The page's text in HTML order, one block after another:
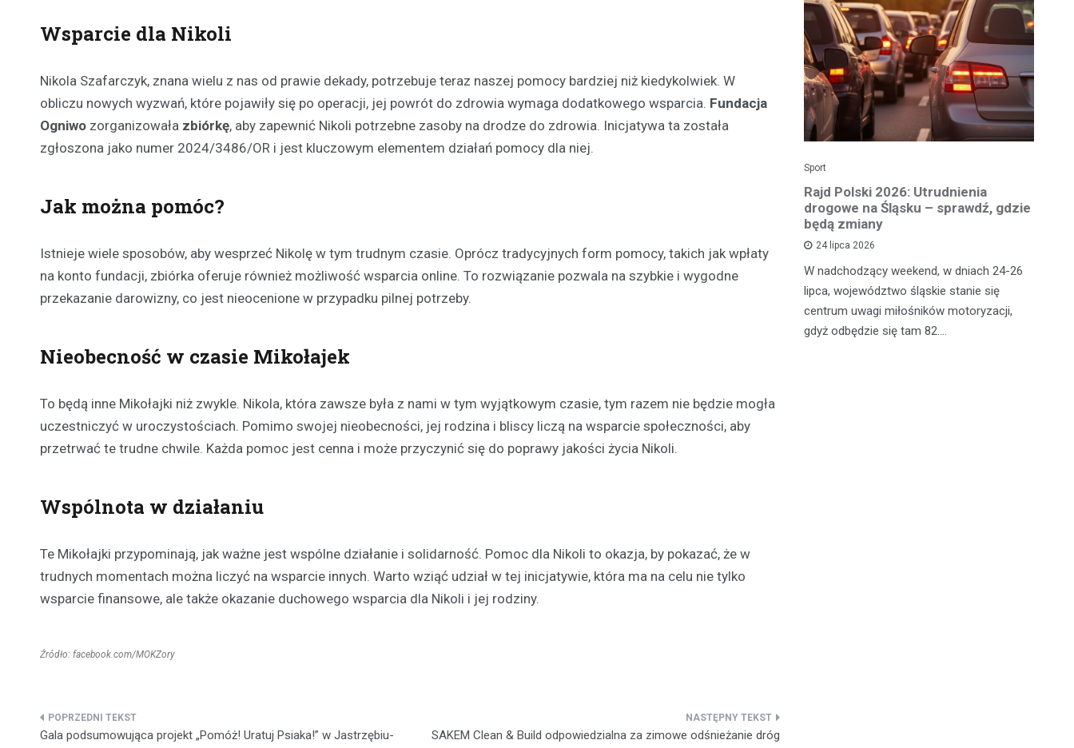
Wsparcie dla Nikoli
Nikola Szafarczyk, znana wielu z nas od prawie dekady, potrzebuje teraz naszej pomocy bardziej niż kiedykolwiek. W
obliczu nowych wyzwań, które pojawiły się po operacji, jej powrót do zdrowia wymaga dodatkowego wsparcia. Fundacja
Ogniwo zorganizowała zbiórkę, aby zapewnić Nikoli potrzebne zasoby na drodze do zdrowia. Inicjatywa ta została
zgłoszona jako numer 2024/3486/OR i jest kluczowym elementem działań pomocy dla niej.
Jak można pomóc?
Istnieje wiele sposobów, aby wesprzeć Nikolę w tym trudnym czasie. Oprócz tradycyjnych form pomocy, takich jak wpłaty
na konto fundacji, zbiórka oferuje również możliwość wsparcia online. To rozwiązanie pozwala na szybkie i wygodne
przekazanie darowizny, co jest nieocenione w przypadku pilnej potrzeby.
Nieobecność w czasie Mikołajek
To będą inne Mikołajki niż zwykle. Nikola, która zawsze była z nami w tym wyjątkowym czasie, tym razem nie będzie mogła
uczestniczyć w uroczystościach. Pomimo swojej nieobecności, jej rodzina i bliscy liczą na wsparcie społeczności, aby
przetrwać te trudne chwile. Każda pomoc jest cenna i może przyczynić się do poprawy jakości życia Nikoli.
Wspólnota w działaniu
Te Mikołajki przypominają, jak ważne jest wspólne działanie i solidarność. Pomoc dla Nikoli to okazja, by pokazać, że w
trudnych momentach można liczyć na wsparcie innych. Warto wziąć udział w tej inicjatywie, która ma na celu nie tylko
wsparcie finansowe, ale także okazanie duchowego wsparcia dla Nikoli i jej rodziny.
Źródło: facebook.com/MOKZory
Nawigacja
Gala podsumowująca projekt „Pomóż! Uratuj Psiaka!” w Jastrzębiu- SAKEM Clean & Build odpowiedzialna za zimowe odśnieżanie dróg
W minioną niedzielę mieszkańcy
Sport
Rajd Polski 2026: Utrudnienia
drogowe na Śląsku – sprawdź, gdzie
będą zmiany
24 lipca 2026
W nadchodzący weekend, w dniach 24-26
lipca, województwo śląskie stanie się
centrum uwagi miłośników motoryzacji,
gdyż odbędzie się tam 82.…